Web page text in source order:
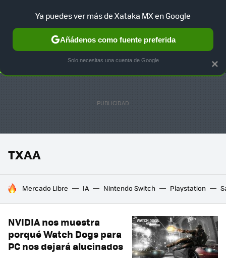
SELECCIÓN GAMING HOME AUTO TERRITORIO
TXAA
HOY SE HABLA DE
Mercado Libre IA Nintendo Switch Playstation
NVIDIA nos muestra
porqué Watch Dogs para
PC nos dejará alucinados
×
Ya puedes ver más de Xataka MX en Google
Añádenos como fuente preferida
Solo necesitas una cuenta de Google